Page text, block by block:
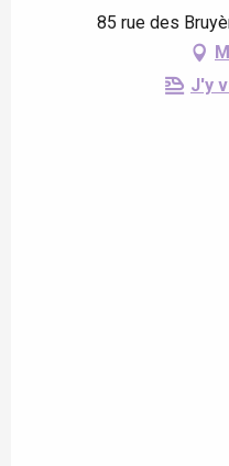
85 rue des
J'y